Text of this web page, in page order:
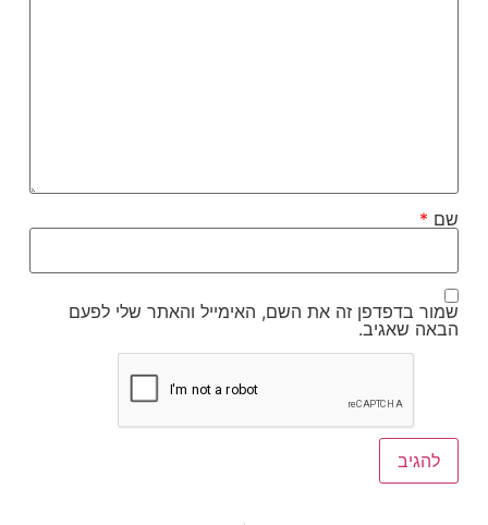
שם *
שמור בדפדפן זה את השם, האימייל והאתר שלי לפעם
הבאה שאגיב.